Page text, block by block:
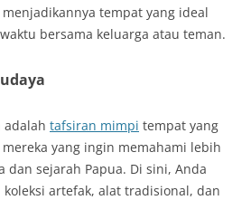
tempat yang ideal
bersama keluarga atau teman.
adalah tafsiran mimpi tempat yang
yang ingin memahami lebih
dan sejarah Papua. Di sini, Anda
artefak, alat tradisional, dan